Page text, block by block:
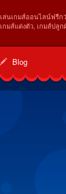
เล่นเกมส์ออนไลน์ฟรีก
เกมส์แต่งตัว, เกมส์ปลู
Blog